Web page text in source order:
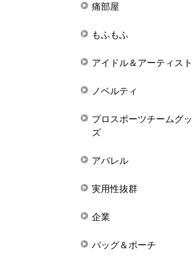
痛部屋
もふもふ
アイドル＆アーティスト
ノベルティ
プロスポーツチームグッ
ズ
アパレル
実用性抜群
企業
バッグ＆ポーチ